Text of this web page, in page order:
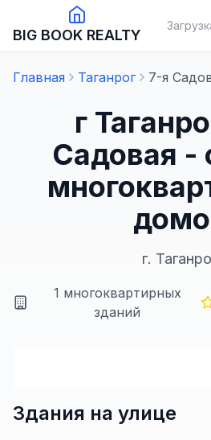
BIG BOOK REALTY
Главная Таганрог 7-я
г
Садовая -
г.
1 многоквартирных
зданий
Здания на улице